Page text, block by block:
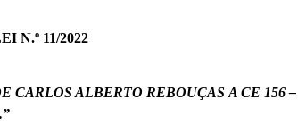
N.º 11/2022
CARLOS ALBERTO REBOUÇAS A CE 156